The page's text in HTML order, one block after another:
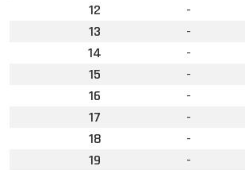
12
-
13
-
14
-
15
-
16
-
17
-
18
-
19
-